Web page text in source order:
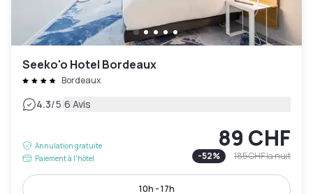
Seeko'o Hotel Bordeaux
Bordeaux
4.3/5|6 Avis
Annulation gratuite
Paiement à l'hôtel
89 CHF
-52% 185 CHFla nuit
10h - 17h